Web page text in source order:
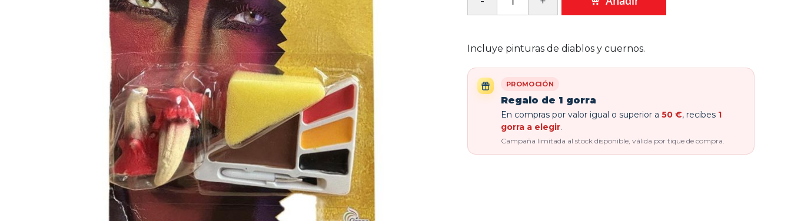
Incluye pinturas de diablos y cuernos.
PROMOCIÓN
Regalo de 1 gorra
En compras por valor igual o superior a 50 €, recibes 1
gorra a elegir.
Campaña limitada al stock disponible, válida por tique de compra.